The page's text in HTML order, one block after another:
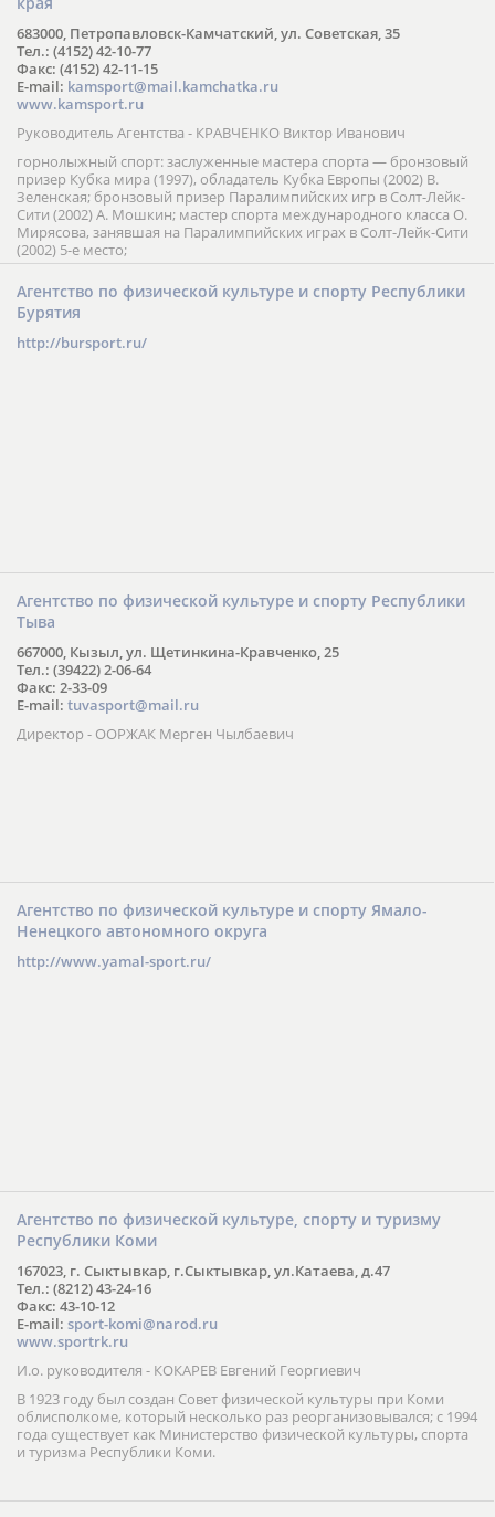
683000, Петропавловск-Камчатский, ул. Советская, 35
Тел.: (4152) 42-10-77
Факс: (4152) 42-11-15
E-mail: kamsport@mail.kamchatka.ru
www.kamsport.ru
Руководитель Агентства - КРАВЧЕНКО Виктор Иванович
горнолыжный спорт: заслуженные мастера спорта — бронзовый
призер Кубка мира (1997), обладатель Кубка Европы (2002) В.
Зеленская; бронзовый призер Паралимпийских игр в Солт-Лейк-
Сити (2002) А. Мошкин; мастер спорта международного класса О.
Мирясова, занявшая на Паралимпийских играх в Солт-Лейк-Сити
(2002) 5-е место;
Агентство по физической культуре и спорту Республики
Бурятия
http://bursport.ru/
Агентство по физической культуре и спорту Республики
Тыва
667000, Кызыл, ул. Щетинкина-Кравченко, 25
Тел.: (39422) 2-06-64
Факс: 2-33-09
E-mail: tuvasport@mail.ru
Директор - ООРЖАК Мерген Чылбаевич
Агентство по физической культуре и спорту Ямало-
Ненецкого автономного округа
http://www.yamal-sport.ru/
Агентство по физической культуре, спорту и туризму
Республики Коми
167023, г. Сыктывкар, г.Сыктывкар, ул.Катаева, д.47
Тел.: (8212) 43-24-16
Факс: 43-10-12
E-mail: sport-komi@narod.ru
www.sportrk.ru
И.о. руководителя - КОКАРЕВ Евгений Георгиевич
В 1923 году был создан Совет физической культуры при Коми
облисполкоме, который несколько раз реорганизовывался; с 1994
года существует как Министерство физической культуры, спорта
и туризма Республики Коми.